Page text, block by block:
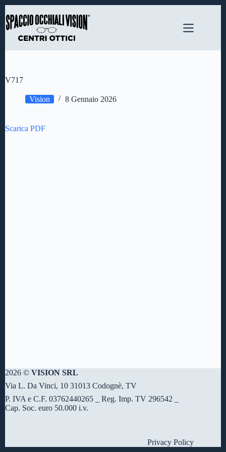
al
contenuto
V717
Vision 8 Gennaio 2026
Scarica PDF
2026 © VISION SRL
Via L. Da Vinci, 10 31013 Codognè, TV
P. IVA e C.F. 03762440265 _ Reg. Imp. TV 296542 _
Cap. Soc. euro 50.000 i.v.
Privacy Policy